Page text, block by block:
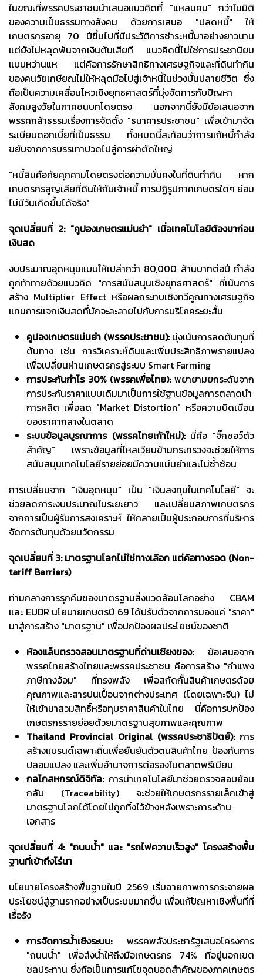
ในขณะที่พรรคประชาชนนำเสนอแนวคิดที่ "แหลมคม" กว่าในมิติ
ของความเป็นธรรมทางสังคม ด้วยการเสนอ "ปลดหนี้" ให้
เกษตรกรอายุ 70 ปีขึ้นไปที่มีประวัติการชำระหนี้มาอย่างยาวนาน
แต่ยังไม่หลุดพ้นจากเงินต้นเสียที แนวคิดนี้ไม่ใช่การประชานิยม
แบบหว่านแห แต่คือการรักษาสิทธิทางเศรษฐกิจและที่ดินทำกิน
ของคนวัยเกษียณไม่ให้หลุดมือไปสู่เจ้าหนี้ในช่วงบั้นปลายชีวิต ซึ่ง
ถือเป็นความเคลื่อนไหวเชิงยุทธศาสตร์ที่มุ่งจัดการกับปัญหา
สังคมสูงวัยในภาคชนบทโดยตรง นอกจากนี้ยังมีข้อเสนอจาก
พรรคกล้าธรรมเรื่องการจัดตั้ง "ธนาคารประชาชน" เพื่อเข้ามาจัด
ระเบียบดอกเบี้ยที่เป็นธรรม ทั้งหมดนี้สะท้อนว่าการแก้หนี้กำลัง
ขยับจากการบรรเทาปวดไปสู่การผ่าตัดใหญ่
"หนี้สินคือภัยคุกคามโดยตรงต่อความมั่นคงในที่ดินทำกิน หาก
เกษตรกรสูญเสียที่ดินให้กับเจ้าหนี้ การปฏิรูปภาคเกษตรใดๆ ย่อม
ไม่มีวันเกิดขึ้นได้จริง"
จุดเปลี่ยนที่ 2: "คูปองเกษตรแม่นยำ" เมื่อเทคโนโลยีต้องมาก่อน
เงินสด
งบประมาณอุดหนุนแบบให้เปล่ากว่า 80,000 ล้านบาทต่อปี กำลัง
ถูกท้าทายด้วยแนวคิด "การสนับสนุนเชิงยุทธศาสตร์" ที่เน้นการ
สร้าง Multiplier Effect หรือผลกระทบเชิงทวีคูณทางเศรษฐกิจ
แทนการแจกเงินสดที่มักจะละลายไปกับการบริโภคระยะสั้น
คูปองเกษตรแม่นยำ (พรรคประชาชน):มุ่งเน้นการลดต้นทุนที่
ต้นทาง เช่น การวิเคราะห์ดินและเพิ่มประสิทธิภาพรายแปลง
เพื่อเปลี่ยนผ่านเกษตรกรสู่ระบบ Smart Farming
การประกันกำไร 30% (พรรคเพื่อไทย):พยายามยกระดับจาก
การประกันราคาแบบเดิมมาเป็นการใช้ฐานข้อมูลการตลาดนำ
การผลิต เพื่อลด "Market Distortion" หรือความบิดเบือน
ของราคากลางในตลาด
ระบบข้อมูลบูรณาการ (พรรคไทยเก้าใหม่):นี่คือ "จิ๊กซอว์ตัว
สำคัญ" เพราะข้อมูลที่ไหลเวียนข้ามกระทรวงจะช่วยให้การ
สนับสนุนเทคโนโลยีรายย่อยมีความแม่นยำและไม่ซ้ำซ้อน
การเปลี่ยนจาก "เงินอุดหนุน" เป็น "เงินลงทุนในเทคโนโลยี" จะ
ช่วยลดภาระงบประมาณในระยะยาว และเปลี่ยนสภาพเกษตรกร
จากการเป็นผู้รับการสงเคราะห์ ให้กลายเป็นผู้ประกอบการที่บริหาร
จัดการต้นทุนด้วยนวัตกรรม
จุดเปลี่ยนที่3: มาตรฐานโลกไม่ใช่ทางเลือก แต่คือทางรอด (Non-
tariff Barriers)
ท่ามกลางการรุกคืบของมาตรฐานสิ่งแวดล้อมโลกอย่าง CBAM
และ EUDR นโยบายเกษตรปี 69 ได้ปรับตัวจากการมองแค่ "ราคา"
มาสู่การสร้าง "มาตรฐาน" เพื่อปกป้องผลประโยชน์ของชาติ
ห้องแล็บตรวจสอบมาตรฐานที่ด่านเชียงของ:ข้อเสนอจาก
พรรคไทยสร้างไทยและพรรคประชาชน คือการสร้าง "กำแพง
ภาษีทางอ้อม" ที่ทรงพลัง เพื่อสกัดกั้นสินค้าเกษตรด้อย
คุณภาพและสารปนเปื้อนจากต่างประเทศ (โดยเฉพาะจีน) ไม่
ให้เข้ามาสวมสิทธิ์หรือทุบราคาสินค้าในไทย นี่คือการปกป้อง
เกษตรกรรายย่อยด้วยมาตรฐานสุขภาพและคุณภาพ
Thailand Provincial Original (พรรคประชาธิปัตย์):การ
สร้างแบรนด์เฉพาะถิ่นเพื่อยืนยันตัวตนสินค้าไทย ป้องกันการ
ปลอมแปลง และเพิ่มอำนาจการต่อรองในตลาดพรีเมียม
กลไกสหกรณ์ดิจิทัล:การนำเทคโนโลยีมาช่วยตรวจสอบย้อน
กลับ (Traceability) จะช่วยให้เกษตรกรรายเล็กเข้าสู่
มาตรฐานโลกได้โดยไม่ถูกทิ้งไว้ข้างหลังเพราะภาระด้าน
เอกสาร
จุดเปลี่ยนที่ 4: "ถนนน้ำ" และ "รถไฟความเร็วสูง" โครงสร้างพื้น
ฐานที่เข้าถึงไร่นา
นโยบายโครงสร้างพื้นฐานในปี 2569 เริ่มฉายภาพการกระจายผล
ประโยชน์สู่ฐานรากอย่างเป็นระบบมากขึ้น เพื่อแก้ปัญหาเชิงพื้นที่ที่
เรื้อรัง
การจัดการน้ำเชิงระบบ:พรรคพลังประชารัฐเสนอโครงการ
"ถนนน้ำ" เพื่อส่งน้ำให้ถึงมือเกษตรกร 74% ที่อยู่นอกเขต
ชลประทาน ซึ่งถือเป็นการแก้ไขจุดบอดสำคัญของภาคเกษตร